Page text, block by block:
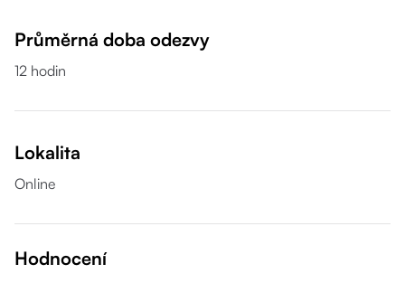
Průměrná doba odezvy
12 hodin
Lokalita
Online
Hodnocení